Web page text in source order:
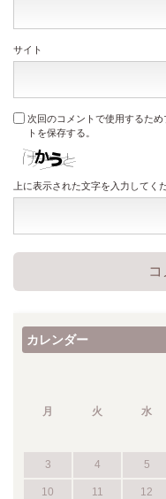
サイト
次回のコメントで使用するた
トを保存する。
上に表示された文字を入力してく
カレンダー
月 火 水
3 4 5
10 11 12